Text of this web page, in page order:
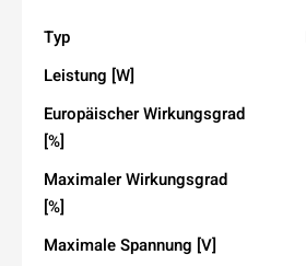
Typ
Leistung [W]
Europäischer Wirkungsgrad
[%]
Maximaler Wirkungsgrad
[%]
Maximale Spannung [V]